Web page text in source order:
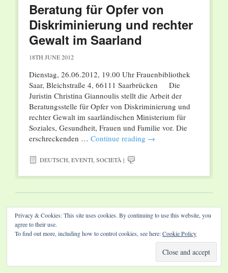
Beratung für Opfer von
Diskriminierung und rechter
Gewalt im Saarland
18TH JUNE 2012
Dienstag, 26.06.2012, 19.00 Uhr Frauenbibliothek
Saar, Bleichstraße 4, 66111 Saarbrücken Die
Juristin Christina Giannoulis stellt die Arbeit der
Beratungsstelle für Opfer von Diskriminierung und
rechter Gewalt im saarländischen Ministerium für
Soziales, Gesundheit, Frauen und Familie vor. Die
erschreckenden … Continue reading →
DEUTSCH,EVENTI,SOCIETÀ |
Website by Diamond Visions
Privacy & Cookies: This site uses cookies. By continuing to use this website, you
agree to their use.
To find out more, including how to control cookies, see here:Cookie Policy